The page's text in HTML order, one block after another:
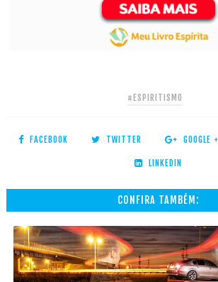
#ESPIRITISMO
FACEBOOK TWITTER GOOGLE +
LINKEDIN
CONFIRA TAMBÉM: